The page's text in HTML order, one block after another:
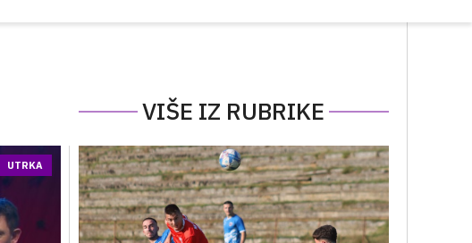
VIŠE IZ RUBRIKE
UTRKA